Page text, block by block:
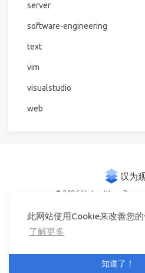
此网站使用Cookie来改善您的
了解更多
知道了！
server
software-engineering
text
vim
visualstudio
web
© 2026 Victor Woo